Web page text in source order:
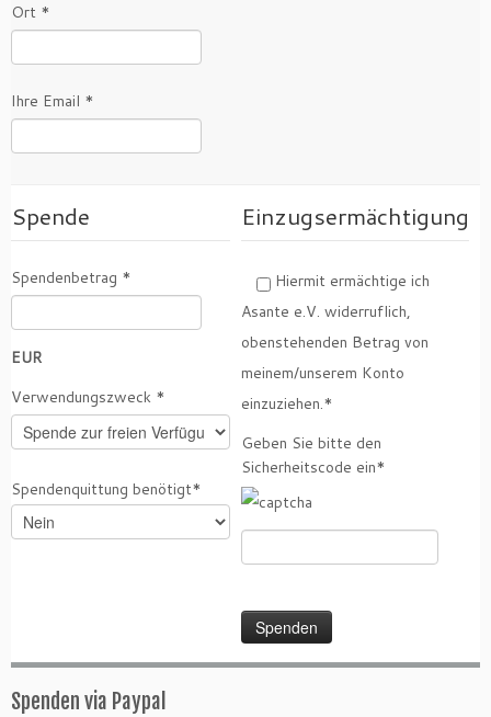
Ort *
Ihre Email *
Spende
Spendenbetrag *
EUR
Verwendungszweck *
Spendenquittung benötigt*
Einzugsermächtigung
Hiermit ermächtige ich
Asante e.V. widerruflich,
obenstehenden Betrag von
meinem/unserem Konto
einzuziehen.*
Geben Sie bitte den
Sicherheitscode ein*
Spenden via Paypal